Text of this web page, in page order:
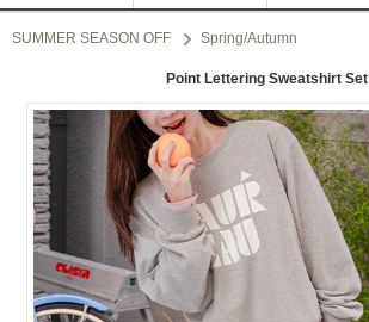
SUMMER SEASON OFF Spring/Autumn
Point Lettering Sweatshirt Set